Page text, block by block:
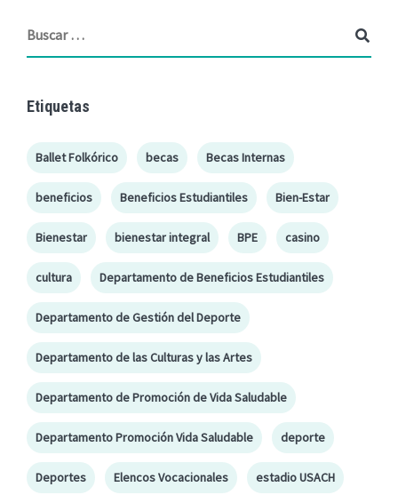
Etiquetas
Ballet Folkórico becas Becas Internas
beneficios Beneficios Estudiantiles Bien-Estar
Bienestar bienestar integral BPE casino
cultura Departamento de Beneficios Estudiantiles
Departamento de Gestión del Deporte
Departamento de las Culturas y las Artes
Departamento de Promoción de Vida Saludable
Departamento Promoción Vida Saludable deporte
Deportes Elencos Vocacionales estadio USACH